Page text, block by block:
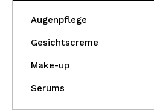
Augenpflege
Gesichtscreme
Make-up
Serums